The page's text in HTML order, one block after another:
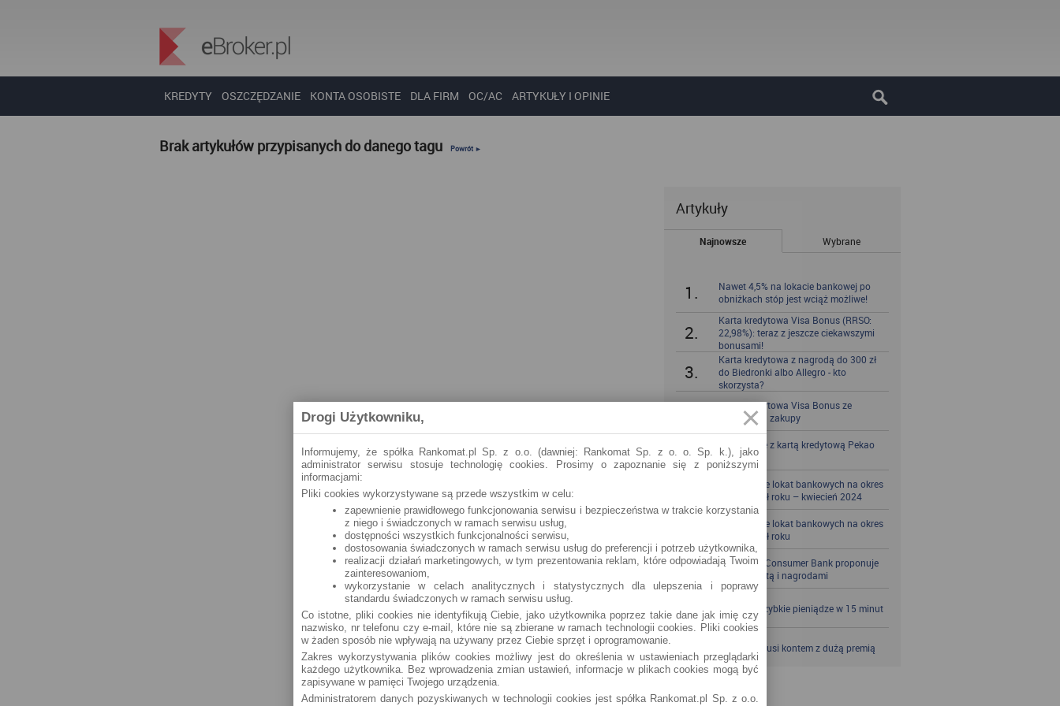
KREDYTY OSZCZĘDZANIE KONTA OSOBISTE DLA FIRM OC/AC ARTYKUŁY I OPINIE
Brak artykułów przypisanych do danego tagu Powrót ►
Artykuły
Najnowsze Wybrane
1.
Nawet 4,5% na lokacie bankowej po
obniżkach stóp jest wciąż możliwe!
2.
Karta kredytowa Visa Bonus (RRSO:
22,98%): teraz z jeszcze ciekawszymi
bonusami!
3.
Karta kredytowa z nagrodą do 300 zł
do Biedronki albo Allegro - kto
skorzysta?
Karta kredytowa Visa Bonus ze
zwrotem za zakupy
5.
Zbieraj mile z kartą kredytową Pekao
S.A.
Porównanie lokat bankowych na okres
powyżej pół roku – kwiecień 2024
Porównanie lokat bankowych na okres
powyżej pół roku
8.
Santander Consumer Bank proponuje
jesień z kartą i nagrodami
9. SKOK po szybkie pieniądze w 15 minut
10. VeloBank kusi kontem z dużą premią
Drogi Użytkowniku,
Informujemy, że spółka Rankomat.pl Sp. z o.o. (dawniej: Rankomat Sp. z o. o. Sp. k.), jako
administrator serwisu stosuje technologię cookies. Prosimy o zapoznanie się z poniższymi
informacjami:
Pliki cookies wykorzystywane są przede wszystkim w celu:
zapewnienie prawidłowego funkcjonowania serwisu i bezpieczeństwa w trakcie korzystania
z niego i świadczonych w ramach serwisu usług,
dostępności wszystkich funkcjonalności serwisu,
dostosowania świadczonych w ramach serwisu usług do preferencji i potrzeb użytkownika,
realizacji działań marketingowych, w tym prezentowania reklam, które odpowiadają Twoim
zainteresowaniom,
wykorzystanie w celach analitycznych i statystycznych dla ulepszenia i poprawy
standardu świadczonych w ramach serwisu usług.
Co istotne, pliki cookies nie identyfikują Ciebie, jako użytkownika poprzez takie dane jak imię czy
nazwisko, nr telefonu czy e-mail, które nie są zbierane w ramach technologii cookies. Pliki cookies
w żaden sposób nie wpływają na używany przez Ciebie sprzęt i oprogramowanie.
Zakres wykorzystywania plików cookies możliwy jest do określenia w ustawieniach przeglądarki
każdego użytkownika. Bez wprowadzenia zmian ustawień, informacje w plikach cookies mogą być
zapisywane w pamięci Twojego urządzenia.
Administratorem danych pozyskiwanych w technologii cookies jest spółka Rankomat.pl Sp. z o.o.